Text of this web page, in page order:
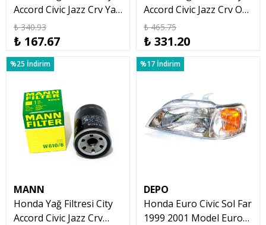
Accord Civic Jazz Crv Yağ
Filtresi Nowa
₺ 340.93
₺ 167.67
Accord Civic Jazz Crv OP
575
₺ 465.75
₺ 331.20
%25 İndirim
MANN
Honda Yağ Filtresi City
Accord Civic Jazz Crv
%17 İndirim
DEPO
Honda Euro Civic Sol Far
1999 2001 Model Euro